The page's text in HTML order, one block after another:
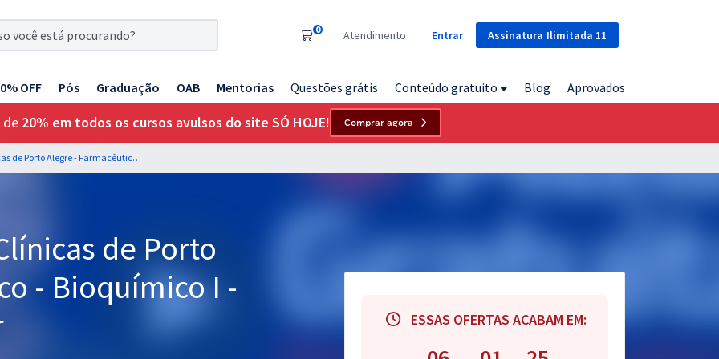
Assinatura Ilimitada 11
0 Atendimento Entrar
OFF Pós Graduação OAB Mentorias Questões grátis Conteúdo gratuito Blog Aprovados
de 20% em todos os cursos avulsos do site SÓ HOJE! Comprar agora
HCPA - Hospital de Clínicas de Porto Alegre - Farmacêutico - Bioquímico I - Farmácia Hospitalar
de Porto
- Bioquímico I -
ESSAS OFERTAS ACABAM EM: